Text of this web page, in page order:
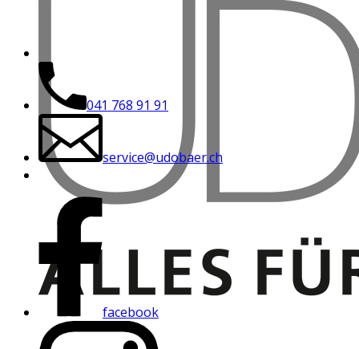
041 768 91 91
service@udobaer.ch
facebook